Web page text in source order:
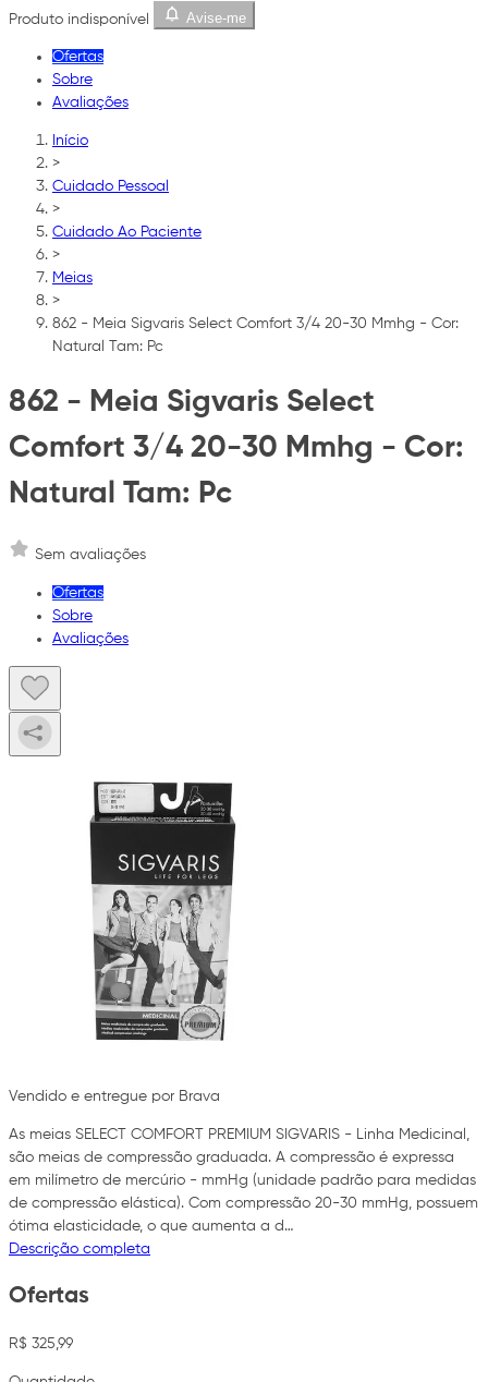
Produto indisponível
Avise-me
Ofertas
Sobre
Avaliações
Início
>
Cuidado Pessoal
>
Cuidado Ao Paciente
>
Meias
>
862 - Meia Sigvaris Select Comfort 3/4 20-30 Mmhg - Cor:
Natural Tam: Pc
862 - Meia Sigvaris Select
Comfort 3/4 20-30 Mmhg - Cor:
Natural Tam: Pc
Sem avaliações
Ofertas
Sobre
Avaliações
Vendido e entregue por Brava
As meias SELECT COMFORT PREMIUM SIGVARIS - Linha Medicinal,
são meias de compressão graduada. A compressão é expressa
em milímetro de mercúrio - mmHg (unidade padrão para medidas
de compressão elástica). Com compressão 20-30 mmHg, possuem
ótima elasticidade, o que aumenta a d…
Descrição completa
Ofertas
R$ 325,99